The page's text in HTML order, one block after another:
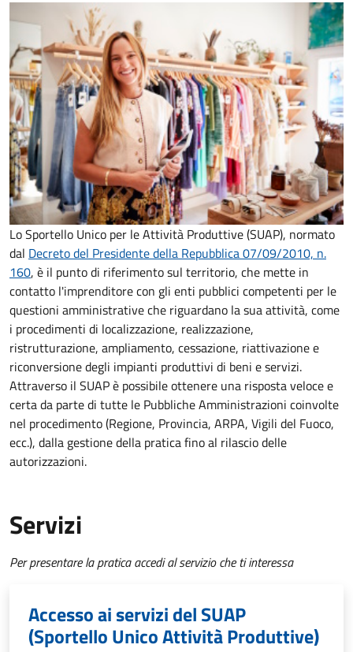
Lo Sportello Unico per le Attività Produttive (SUAP), normato
dal Decreto del Presidente della Repubblica 07/09/2010, n.
160, è il punto di riferimento sul territorio, che mette in
contatto l'imprenditore con gli enti pubblici competenti per le
questioni amministrative che riguardano la sua attività, come
i procedimenti di localizzazione, realizzazione,
ristrutturazione, ampliamento, cessazione, riattivazione e
riconversione degli impianti produttivi di beni e servizi.
Attraverso il SUAP è possibile ottenere una risposta veloce e
certa da parte di tutte le Pubbliche Amministrazioni coinvolte
nel procedimento (Regione, Provincia, ARPA, Vigili del Fuoco,
ecc.), dalla gestione della pratica fino al rilascio delle
autorizzazioni.
Servizi
Per presentare la pratica accedi al servizio che ti interessa
Accesso ai servizi del SUAP
(Sportello Unico Attività Produttive)